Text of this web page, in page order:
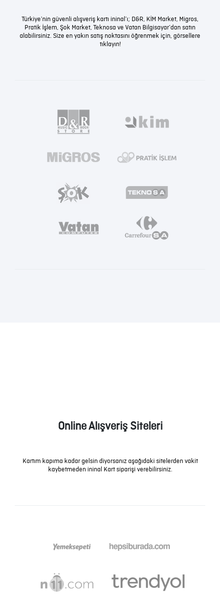
Türkiye’nin güvenli alışveriş kartı ininal’ı; D&R, KİM Market, Migros,
Pratik İşlem, Şok Market, Teknosa ve Vatan Bilgisayar’dan satın
alabilirsiniz. Size en yakın satış noktasını öğrenmek için, görsellere
tıklayın!
Online Alışveriş Siteleri
Kartım kapıma kadar gelsin diyorsanız aşağıdaki sitelerden vakit
kaybetmeden ininal Kart siparişi verebilirsiniz.